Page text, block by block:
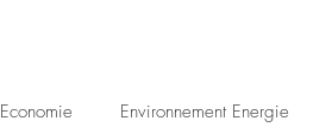
Economie Environnement Energie